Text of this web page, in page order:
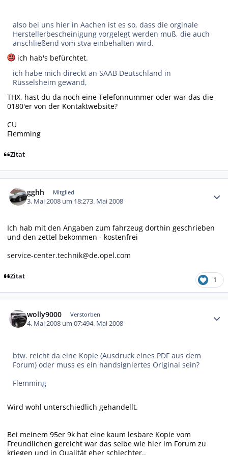
also bei uns hier in Aachen ist es so, dass die orginale
Herstellerbescheinigung vorgelegt werden muß, die auch
anschließend vom stva einbehalten wird.
ich hab's befürchtet.
ich habe mich direckt an SAAB Deutschland in
Rüsselsheim gewand,
THX, hast du da noch eine Telefonnummer oder war das die
0180'er von der Kontaktwebsite?
CU
Flemming
Zitat
gghh Mitglied
3. Mai 2008 um 18:273. Mai 2008
Ich hab mit den Angaben zum fahrzeug dorthin geschrieben
und den zettel bekommen - kostenfrei
service-center.technik@de.opel.com
Zitat 1
wolly9000 Verstorben
4. Mai 2008 um 07:494. Mai 2008
btw. reicht da eine Kopie (Ausdruck eines PDF aus dem
Forum) oder muss es ein handsigniertes Original sein?
Flemming
Wird wohl unterschiedlich gehandellt.
Bei meinem 95er 9k hat eine kaum lesbare Kopie vom
Freundlichen gereicht war das selbe wie hier im Forum zu
kriegen und in Qualität eher schlechter..